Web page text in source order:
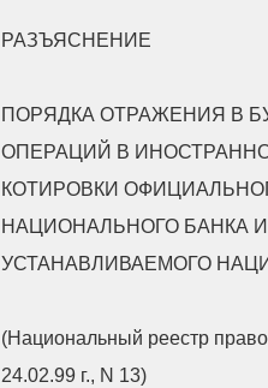
РАЗЪЯСНЕНИЕ
ПОРЯДКА ОТРАЖЕНИЯ В
ОПЕРАЦИЙ В
КОТИРОВКИ
НАЦИОНАЛЬНОГО БАНКА
УСТАНАВЛИВАЕМОГО
(Национальный реестр
24.02.99 г., N 13)